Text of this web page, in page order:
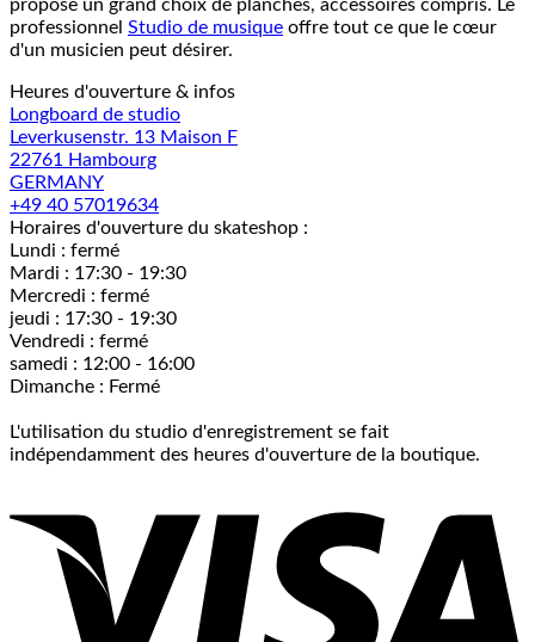
propose un grand choix de planches, accessoires compris. Le
professionnel Studio de musique offre tout ce que le cœur
d'un musicien peut désirer.
Heures d'ouverture & infos
Longboard de studio
Leverkusenstr. 13 Maison F
22761 Hambourg
GERMANY
+49 40 57019634
Horaires d'ouverture du skateshop :
Lundi : fermé
Mardi : 17:30 - 19:30
Mercredi : fermé
jeudi : 17:30 - 19:30
Vendredi : fermé
samedi : 12:00 - 16:00
Dimanche : Fermé
L'utilisation du studio d'enregistrement se fait
indépendamment des heures d'ouverture de la boutique.